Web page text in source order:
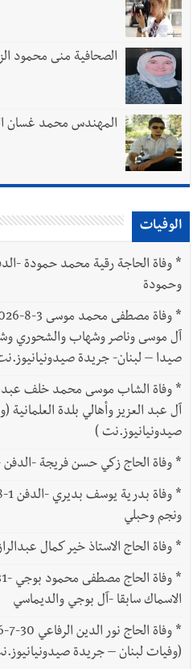
الصحافية منى محمود
المهندس محمد غسان
الوفيات
*
وحمودة
*
آل موسى وناصر وشهاب والشحوري
صيدا – لبنان- جريدة
*
آل عبد العزيز وأهالي بلدة
صيدونيانيوز.نت )
*وفاة الحاج زكي حسن فريجة -الدفن -1-8-
*
ونجم وحبلي
*وفاة الحاج الاستاذ خير كمال عبدالرازق
*
الاسماك سابقا -آل بوجي والديماسي
*
(وفيات لبنان – جريدة